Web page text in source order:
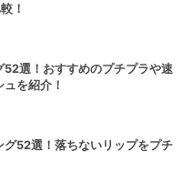
！
52選！おすすめのプチプラや速
を紹介！
グ52選！落ちないリップをプチ